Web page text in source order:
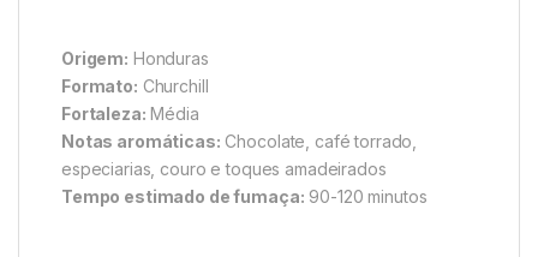
Origem: Honduras
Formato: Churchill
Fortaleza: Média
Notas aromáticas: Chocolate, café torrado,
especiarias, couro e toques amadeirados
Tempo estimado de fumaça: 90-120 minutos